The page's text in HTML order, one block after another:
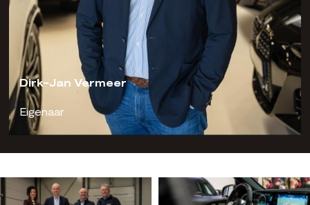
Dirk-Jan Vermeer
Eigenaar